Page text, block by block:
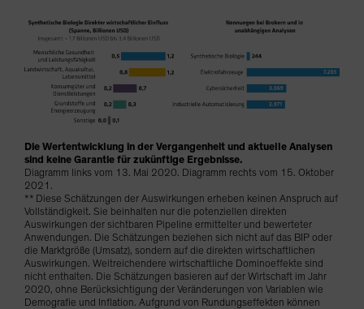
Die Wertentwicklung in der Vergangenheit und aktuelle Analysen
sind keine Garantie für zukünftige Ergebnisse.
Diagramm links vom 13. Mai 2020. Diagramm rechts vom 15. Oktober
2021.
** Diese Schätzungen der Auswirkungen erheben keinen Anspruch auf
Vollständigkeit. Sie beinhalten nur die potenziellen direkten
Auswirkungen der sichtbaren Pipeline ermittelter und bewerteter
Anwendungen. Die Schätzungen beziehen sich nicht auf das BIP oder
die Marktgröße (Umsatz), sondern auf die direkten wirtschaftlichen
Auswirkungen. Weitreichendere wirtschaftliche Dominoeffekte sind
nicht enthalten. Die Schätzungen basieren auf der Wirtschaft im Jahr
2020, ohne Berücksichtigung der Veränderungen von Variablen wie
Demografie und Inflation. Aufgrund von Rundungseffekten können